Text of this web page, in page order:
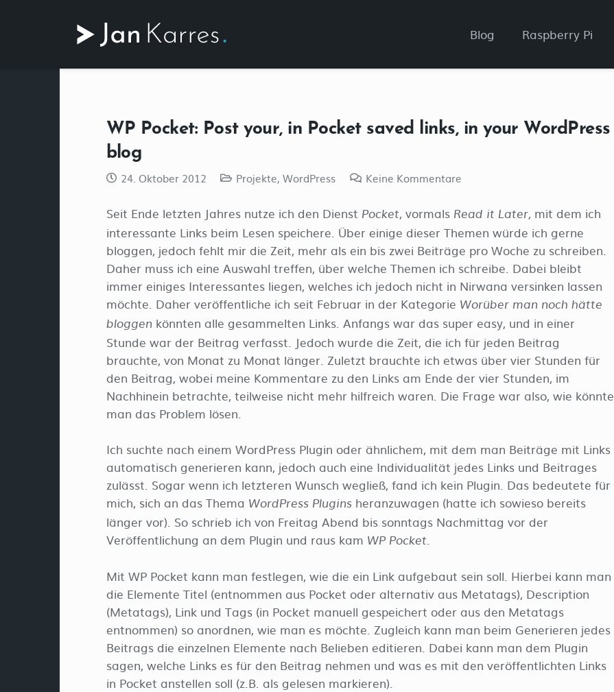
Blog Raspberry Pi
WP Pocket: Post your, in Pocket saved links, in your WordPress
blog
24. Oktober 2012 Projekte,WordPress Keine Kommentare
Seit Ende letzten Jahres nutze ich den Dienst Pocket, vormals Read it Later,mit dem ich
interessante Links beim Lesen speichere. Über einige dieser Themen würde ich gerne
bloggen, jedoch fehlt mir die Zeit, mehr als ein bis zwei Beiträge pro Woche zu schreiben.
Daher muss ich eine Auswahl treffen, über welche Themen ich schreibe. Dabei bleibt
immer einiges Interessantes liegen, welches ich jedoch nicht in Nirwana versinken lassen
möchte. Daher veröffentliche ich seit Februar in der Kategorie Worüber man noch hätte
bloggen könnten alle gesammelten Links. Anfangs war das super easy, und in einer
Stunde war der Beitrag verfasst. Jedoch wurde die Zeit, die ich für jeden Beitrag
brauchte, von Monat zu Monat länger. Zuletzt brauchte ich etwas über vier Stunden für
den Beitrag, wobei meine Kommentare zu den Links am Ende der vier Stunden, im
Nachhinein betrachte, teilweise nicht mehr hilfreich waren. Die Frage war also, wie könnte
man das Problem lösen.
Ich suchte nach einem WordPress Plugin oder ähnlichem, mit dem man Beiträge mit Links
automatisch generieren kann, jedoch auch eine Individualität jedes Links und Beitrages
zulässt. Sogar wenn ich letzteren Wunsch wegließ, fand ich kein Plugin. Das bedeutete für
mich, sich an das Thema WordPress Pluginsheranzuwagen (hatte ich sowieso bereits
länger vor). So schrieb ich von Freitag Abend bis sonntags Nachmittag vor der
Veröffentlichung an dem Plugin und raus kam WP Pocket
Mit WP Pocket kann man festlegen, wie die ein Link aufgebaut sein soll. Hierbei kann man
die Elemente Titel (entnommen aus Pocket oder alternativ aus Metatags), Description
(Metatags), Link und Tags (in Pocket manuell gespeichert oder aus den Metatags
entnommen) so anordnen, wie man es möchte. Zugleich kann man beim Generieren jedes
Beitrags die einzelnen Elemente nach Belieben editieren. Dabei kann man dem Plugin
sagen, welche Links es für den Beitrag nehmen und was es mit den veröffentlichten Links
in Pocket anstellen soll (z.B. als gelesen markieren).